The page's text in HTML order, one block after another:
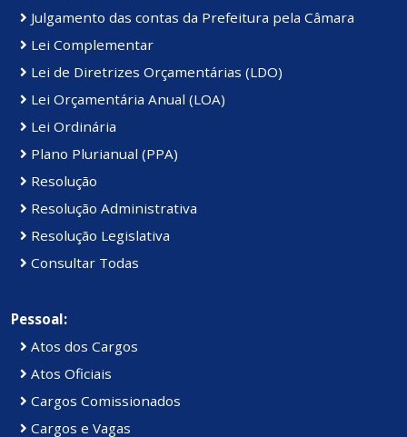
Julgamento das contas da Prefeitura pela Câmara
Lei Complementar
Lei de Diretrizes Orçamentárias (LDO)
Lei Orçamentária Anual (LOA)
Lei Ordinária
Plano Plurianual (PPA)
Resolução
Resolução Administrativa
Resolução Legislativa
Consultar Todas
Pessoal:
Atos dos Cargos
Atos Oficiais
Cargos Comissionados
Cargos e Vagas